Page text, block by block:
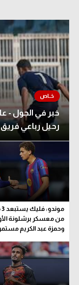
رياضات أخرى
أمم إفريقيا
كرة السلة الأمريكية
كرة سلة
كرة يد
كرة طائرة
الوطن العربي
في المونديال
رياضة نسائية
آسيا
أمريكا
ركن الألعاب
خبر في الجول -
رحيل رباعي
من معسكر برشلونة
وحمزة عبد الكريم مستمر